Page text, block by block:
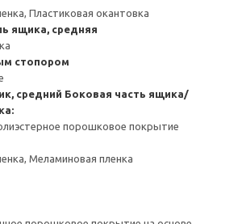
Пластиковая окантовка
ящика, средняя
стопором
средний Боковая часть ящика/
порошковое покрытие
Меламиновая пленка